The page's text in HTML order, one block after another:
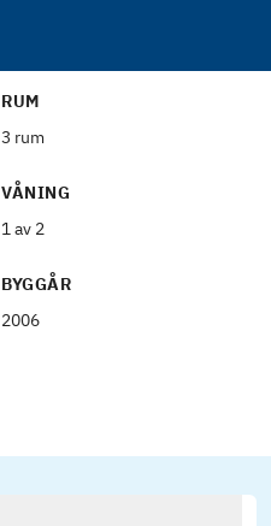
RUM
3 rum
VÅNING
1 av 2
BYGGÅR
2006